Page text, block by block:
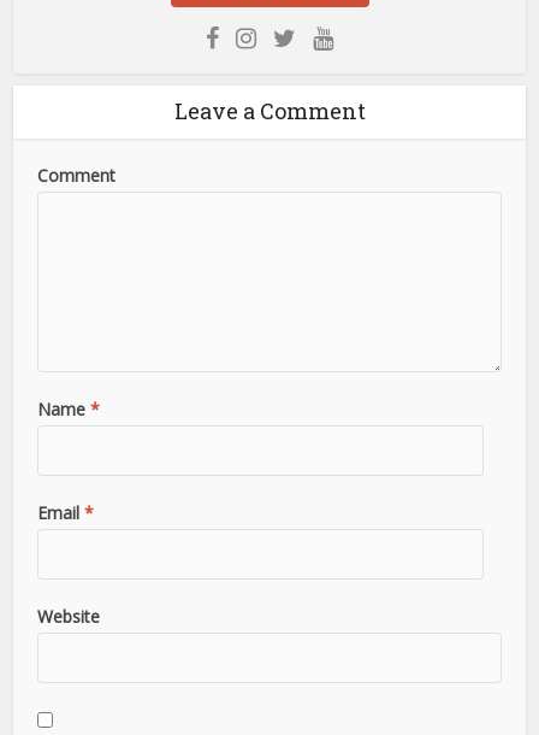
Leave a Comment
Comment
Name *
Email *
Website